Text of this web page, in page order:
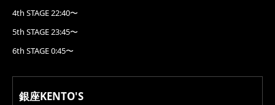
4th STAGE 22:40〜
5th STAGE 23:45〜
6th STAGE 0:45〜
銀座KENTO'S